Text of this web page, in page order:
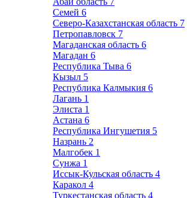
Семей 6
Северо-Казахстанская область 7
Петропавловск 7
Магаданская область 6
Магадан 6
Республика Тыва 6
Кызыл 5
Республика Калмыкия 6
Лагань 1
Элиста 1
Астана 6
Республика Ингушетия 5
Назрань 2
Малгобек 1
Сунжа 1
Иссык-Кульская область 4
Каракол 4
Туркестанская область 4